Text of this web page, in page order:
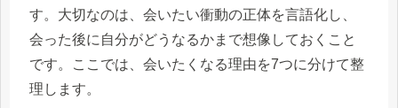
す。大切なのは、会いたい衝動の正体を言語化し、
会った後に自分がどうなるかまで想像しておくこと
です。ここでは、会いたくなる理由を7つに分けて整
理します。